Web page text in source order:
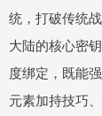
统，打破传统
大陆的核心密
度绑定，既能
元素加持技巧